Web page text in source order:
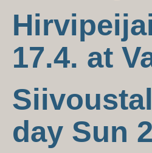
17.4. at
day Sun